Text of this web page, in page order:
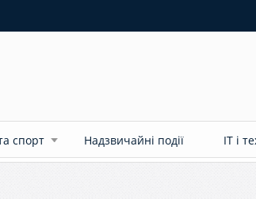
спорт Надзвичайні події ІТ і